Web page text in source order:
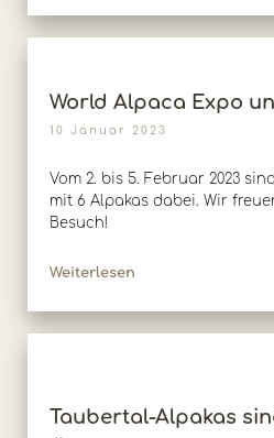
World Alpaca Expo
10 Januar 2023
Vom 2. bis 5. Februar 2023
mit 6 Alpakas dabei. Wir
Besuch!
Weiterlesen
Taubertal-Alpakas